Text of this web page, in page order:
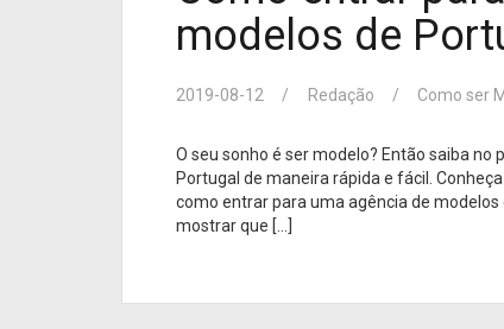
modelos de
2019-08-12 Redação Como ser
O seu sonho é ser modelo? Então saiba
Portugal de maneira rápida e fácil.
como entrar para uma agência de
mostrar que […]